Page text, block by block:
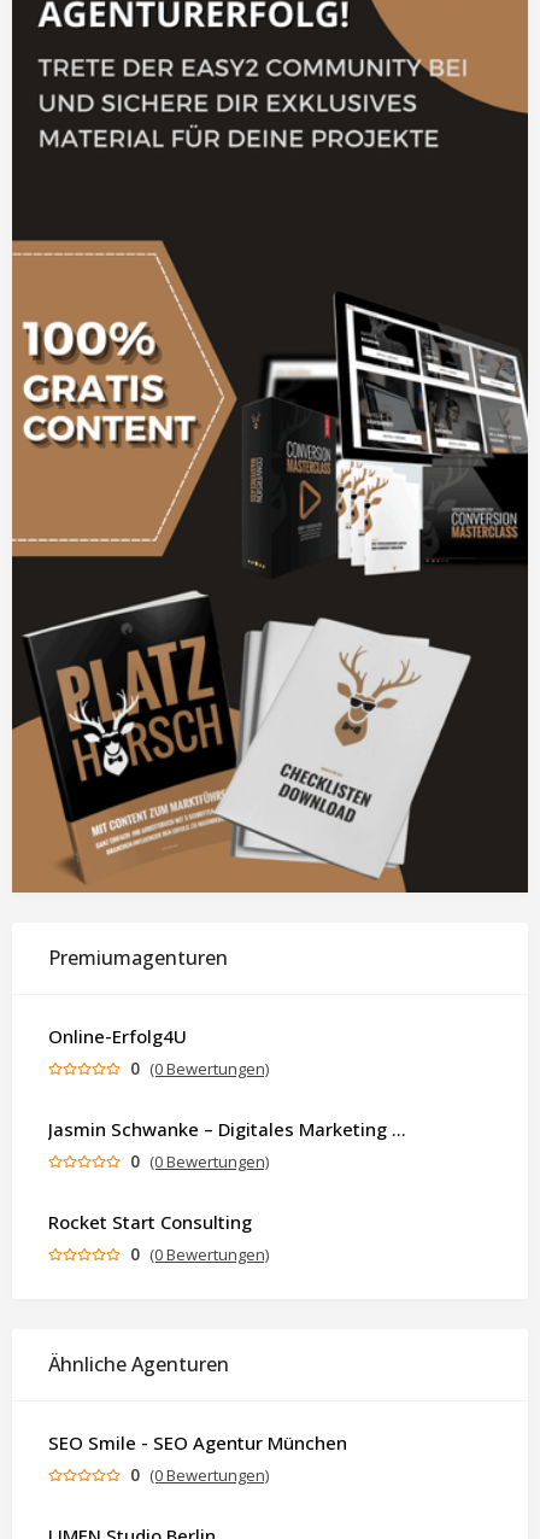
Premiumagenturen
Online-Erfolg4U
0 (0 Bewertungen)
Jasmin Schwanke – Digitales Marketing & KI-gestützte Contenterstellung
0 (0 Bewertungen)
Rocket Start Consulting
0 (0 Bewertungen)
Ähnliche Agenturen
SEO Smile - SEO Agentur München
0 (0 Bewertungen)